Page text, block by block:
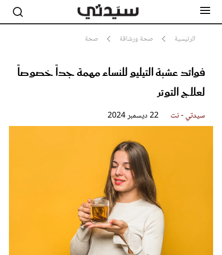
الرئيسية صحة ورشاقة صحة
فوائد عشبة التيليو للنساء مهمة جداً خصوصاً
لعلاج التوتر
سيدتي - نت 22 ديسمبر 2024
مشاهير
جمال
سيدتي وطفلك
لايف ستايل